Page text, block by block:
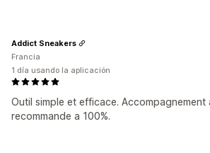
Outil simple et efficace. Accompagnement
recommande a 100%.
Addict Sneakers
Francia
1 día usando la aplicación